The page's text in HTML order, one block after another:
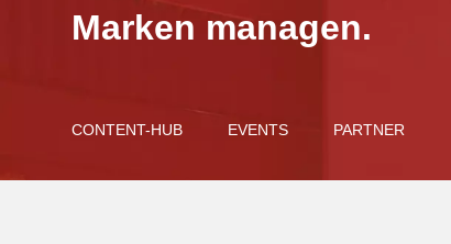
Marken managen.
CONTENT-HUB EVENTS PARTNER